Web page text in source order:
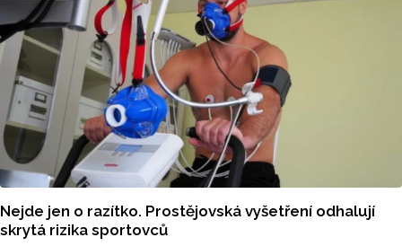
Nejde jen o razítko. Prostějovská vyšetření odhalují
skrytá rizika sportovců